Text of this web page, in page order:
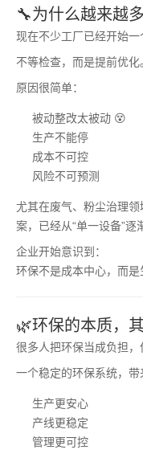
🔧为什么越来越
现在不少工厂已经开始一
不等检查，而是提前优化
原因很简单：
被动整改太被动 😵
生产不能停
成本不可控
风险不可预测
尤其在废气、粉尘治理
案，已经从“单一设备”逐
企业开始意识到：
环保不是成本中心，而是
🌿环保的本质，
很多人把环保当成负担，
一个稳定的环保系统，带
生产更安心
产线更稳定
管理更可控